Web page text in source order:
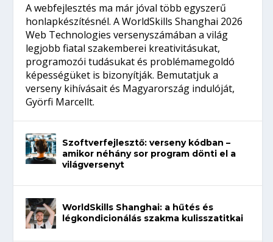
A webfejlesztés ma már jóval több egyszerű
honlapkészítésnél. A WorldSkills Shanghai 2026
Web Technologies versenyszámában a világ
legjobb fiatal szakemberei kreativitásukat,
programozói tudásukat és problémamegoldó
képességüket is bizonyítják. Bemutatjuk a
verseny kihívásait és Magyarország indulóját,
Györfi Marcellt.
Szoftverfejlesztő: verseny kódban –
amikor néhány sor program dönti el a
világversenyt
WorldSkills Shanghai: a hűtés és
légkondicionálás szakma kulisszatitkai